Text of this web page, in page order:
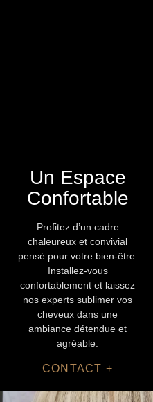
Un Espace
Confortable
Profitez d’un cadre
chaleureux et convivial
pensé pour votre bien-être.
Installez-vous
confortablement et laissez
nos experts sublimer vos
cheveux dans une
ambiance détendue et
agréable.
CONTACT +